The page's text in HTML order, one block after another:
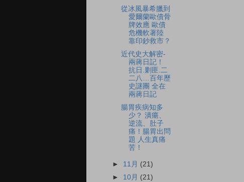
從冰風暴希臘到
愛爾蘭歐債骨
牌效應 歐債
危機軟著陸
靠印鈔救市？
近代史大解密-
兩蔣日記！
抗日.剿匪.二
二八…百年歷
史謎團 全在
兩蔣日記
腸胃疾病知多
少？ 潰瘍、
逆流、肚子
痛！腸胃出問
題 人生真痛
苦！
► 11月 (21)
► 10月 (21)